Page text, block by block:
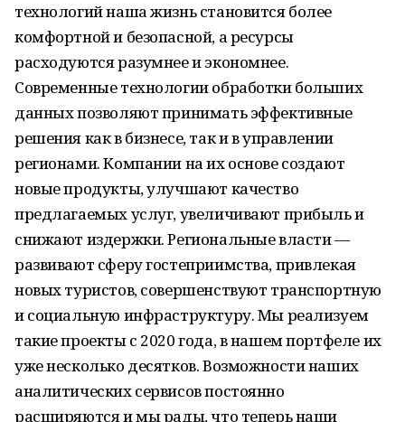
технологий наша жизнь становится более
комфортной и безопасной, а ресурсы
расходуются разумнее и экономнее.
Современные технологии обработки больших
данных позволяют принимать эффективные
решения как в бизнесе, так и в управлении
регионами. Компании на их основе создают
новые продукты, улучшают качество
предлагаемых услуг, увеличивают прибыль и
снижают издержки. Региональные власти —
развивают сферу гостеприимства, привлекая
новых туристов, совершенствуют транспортную
и социальную инфраструктуру. Мы реализуем
такие проекты с 2020 года, в нашем портфеле их
уже несколько десятков. Возможности наших
аналитических сервисов постоянно
расширяются и мы рады, что теперь наши